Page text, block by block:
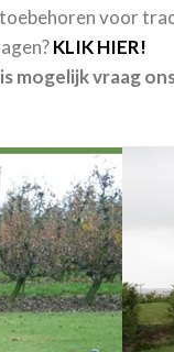
voor
KLIK HIER!
mogelijk vraag